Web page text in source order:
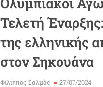
Τελετή
της ελληνικής
στον Σηκουάνα
Φίλιππος Σαλμάς 27/07/2024